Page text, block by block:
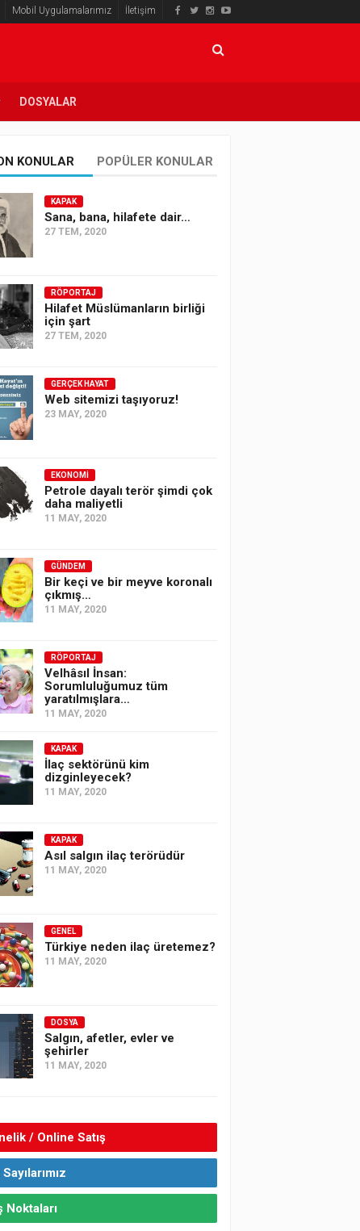
Mobil Uygulamalarımız İletişim
DOSYALAR
KONULAR POPÜLER KONULAR
KAPAK
Sana, bana, hilafete dair…
27 TEM, 2020
RÖPORTAJ
Hilafet Müslümanların birliği
için şart
27 TEM, 2020
GERÇEK HAYAT
Web sitemizi taşıyoruz!
23 MAY, 2020
EKONOMI
Petrole dayalı terör şimdi çok
daha maliyetli
11 MAY, 2020
GÜNDEM
Bir keçi ve bir meyve koronalı
çıkmış…
11 MAY, 2020
RÖPORTAJ
Velhâsıl İnsan:
Sorumluluğumuz tüm
yaratılmışlara…
11 MAY, 2020
KAPAK
İlaç sektörünü kim
dizginleyecek?
11 MAY, 2020
KAPAK
Asıl salgın ilaç terörüdür
11 MAY, 2020
GENEL
Türkiye neden ilaç üretemez?
11 MAY, 2020
DOSYA
Salgın, afetler, evler ve
şehirler
11 MAY, 2020
/ Online Satış
Noktaları